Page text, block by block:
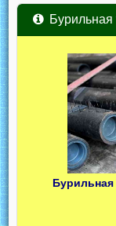
Бурильная